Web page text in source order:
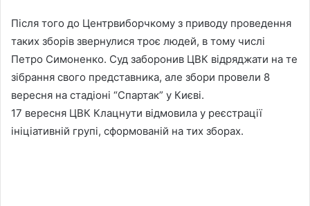
Після того до Центрвиборчкому з приводу проведення
таких зборів звернулися троє людей, в тому числі
Петро Симоненко. Суд заборонив ЦВК відряджати на те
зібрання свого представника, але збори провели 8
вересня на стадіоні “Спартак” у Києві.
17 вересня ЦВК Клацнути відмовила у реєстрації
ініціативній групі, сформованій на тих зборах.